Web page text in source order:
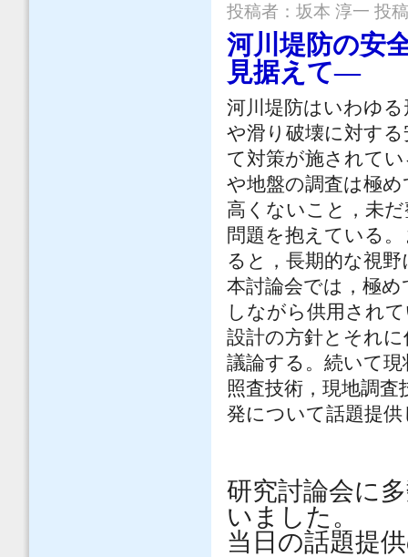
投稿者： 坂本 淳一 投
河川堤防の安
見据えて―
河川堤防はいわゆ
や滑り破壊に対す
て対策が施されて
や地盤の調査は極
高くないこと，未
問題を抱えている
ると，長期的な視
本討論会では，極
しながら供用され
設計の方針とそれ
議論する。続いて
照査技術，現地調
発について話題提
研究討論会に
いました。
当日の話題提